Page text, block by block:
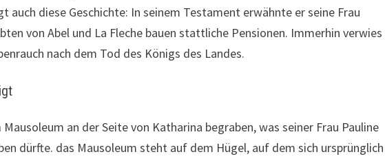
auch diese Geschichte: In seinem Testament erwähnte er seine Frau
von Abel und La Fleche bauen stattliche Pensionen. Immerhin verwies
nach dem Tod des Königs des Landes.
an der Seite von Katharina begraben, was seiner Frau Pauline
dürfte. das Mausoleum steht auf dem Hügel, auf dem sich ursprünglich